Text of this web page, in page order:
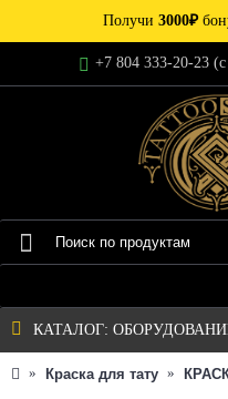
Получи 3000₽
+7 804 333-20-23
КАТАЛОГ:
Краска для тату